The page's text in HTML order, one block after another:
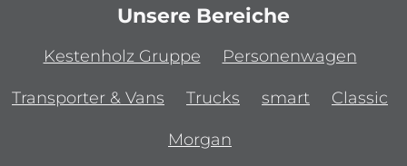
Unsere Bereiche
Kestenholz Gruppe Personenwagen
Transporter & Vans Trucks smart Classic
Morgan